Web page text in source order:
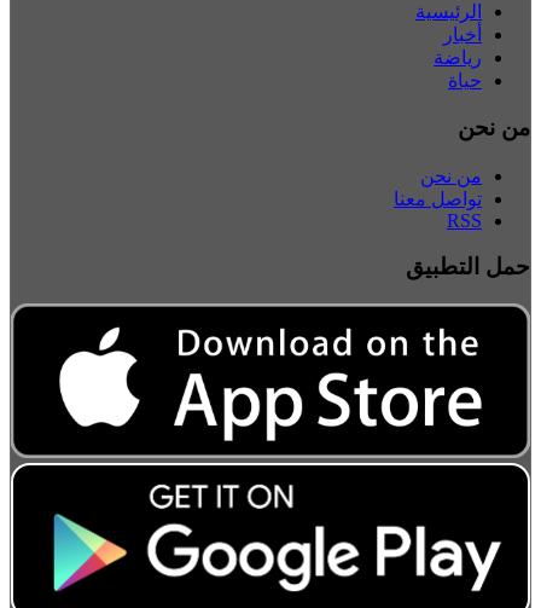
الرئيسية
أخبار
رياضة
حياة
من نحن
من نحن
تواصل معنا
RSS
حمل التطبيق